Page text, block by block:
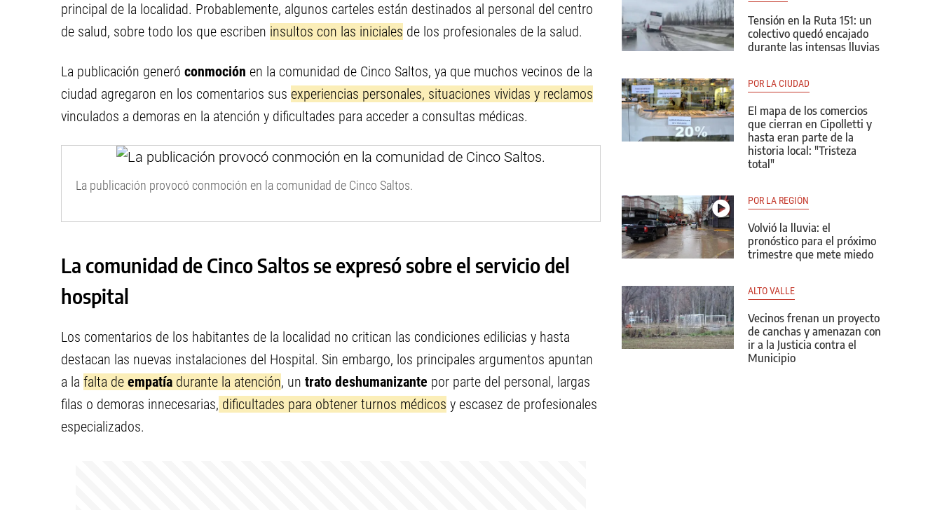
principal de la localidad. Probablemente, algunos carteles están destinados al personal del centro
de salud, sobre todo los que escriben insultos con las iniciales de los profesionales de la salud.
La publicación generó conmoción en la comunidad de Cinco Saltos, ya que muchos vecinos de la
ciudad agregaron en los comentarios sus experiencias personales, situaciones vividas y reclamos
vinculados a demoras en la atención y dificultades para acceder a consultas médicas.
La publicación provocó conmoción en la comunidad de Cinco Saltos.
La comunidad de Cinco Saltos se expresó sobre el servicio del
hospital
Los comentarios de los habitantes de la localidad no critican las condiciones edilicias y hasta
destacan las nuevas instalaciones del Hospital. Sin embargo, los principales argumentos apuntan
a la falta de empatía durante la atención, un trato deshumanizante por parte del personal, largas
filas o demoras innecesarias, dificultades para obtener turnos médicos y escasez de profesionales
especializados.
Tensión en la Ruta 151: un
colectivo quedó encajado
durante las intensas lluvias
POR LA CIUDAD
El mapa de los comercios
que cierran en Cipolletti y
hasta eran parte de la
historia local: "Tristeza
total"
POR LA REGIÓN
Volvió la lluvia: el
pronóstico para el próximo
trimestre que mete miedo
ALTO VALLE
Vecinos frenan un proyecto
de canchas y amenazan con
ir a la Justicia contra el
Municipio